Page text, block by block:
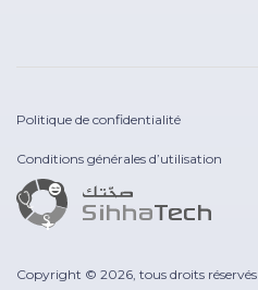
Politique de confidentialité
Conditions générales d’utilisation
Copyright © 2026, tous droits réservés